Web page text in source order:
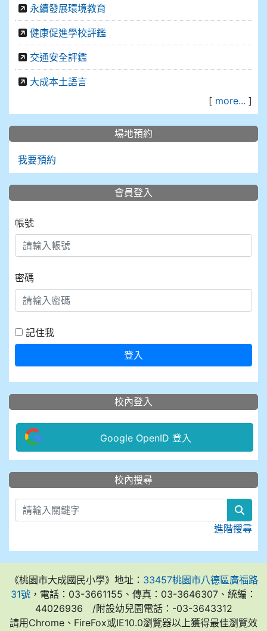
永續發展環境教育
健康促進學校評鑑
交通安全評鑑
大成本土語言
[ more... ]
場地預約
我要預約
會員登入
帳號
密碼
記住我
登入
校內登入
Google OpenID 登入
::: 校內搜尋
進階搜尋
《桃園市大成國民小學》地址： 33457桃園市八德區廣福路
31號 ，電話：03-3661155、傳真：03-3646307、統編：
44026936 /附設幼兒園電話：-03-3643312
請用Chrome、FireFox或IE10.0瀏覽器以上獲得最佳瀏覽效